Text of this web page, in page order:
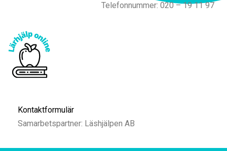
Telefonnummer: 020 – 19 11 97
Kontaktformulär
Samarbetspartner: Läshjälpen AB